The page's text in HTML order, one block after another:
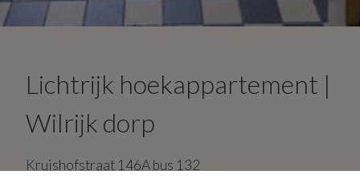
Lichtrijk hoekappartement |
Wilrijk dorp
Kruishofstraat 146Abus 132